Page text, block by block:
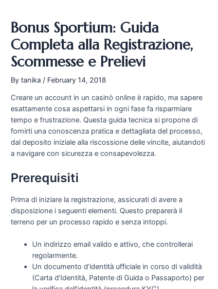
Bonus Sportium: Guida
Completa alla Registrazione,
Scommesse e Prelievi
Bytanika / February 14, 2018
Creare un account in un casinò online è rapido, ma sapere
esattamente cosa aspettarsi in ogni fase fa risparmiare
tempo e frustrazione. Questa guida tecnica si propone di
fornirti una conoscenza pratica e dettagliata del processo,
dal deposito iniziale alla riscossione delle vincite, aiutandoti
a navigare con sicurezza e consapevolezza.
Prerequisiti
Prima di iniziare la registrazione, assicurati di avere a
disposizione i seguenti elementi. Questo preparerà il
terreno per un processo rapido e senza intoppi.
Un indirizzo email valido e attivo, che controllerai
regolarmente.
Un documento d’identità ufficiale in corso di validità
(Carta d’Identità, Patente di Guida o Passaporto) per